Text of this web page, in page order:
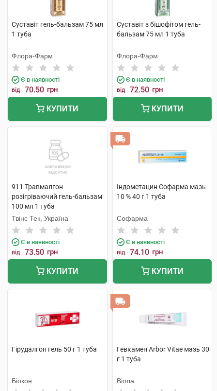
Суставіт гель-бальзам 75 мл
1 туба
Флора-Фарм
Є в наявності
від 70.50 грн
КУПИТИ
Суставіт з бішофітом гель-
бальзам 75 мл 1 туба
Флора-Фарм
Є в наявності
від 72.50 грн
КУПИТИ
911 Травмалгон
розігріваючий гель-бальзам
100 мл 1 туба
Твінс Тек, Україна
Є в наявності
від 73.50 грн
КУПИТИ
Індометацин Софарма мазь
10 % 40 г 1 туба
Софарма
Є в наявності
від 74.10 грн
КУПИТИ
Гірудалгон гель 50 г 1 туба
Біокон
Гевкамен Arbor Vitae мазь 30
г 1 туба
Віола